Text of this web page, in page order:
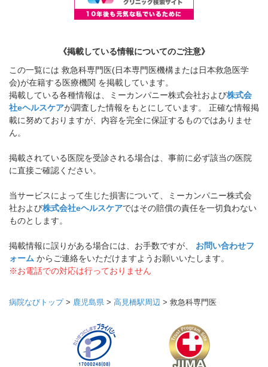
《掲載している情報についてのご注意》
この一覧には 救急科専門医(日本専門医機構または日本救急医学
会)が在籍する医療機関 を掲載しています。
掲載している各種情報は、ミーカンパニー株式会社および株式会
社eヘルスケアが調査した情報をもとにしています。 正確な情報掲
載に努めておりますが、内容を完全に保証するものではありませ
ん。
掲載されている医院を受診される場合は、事前に必ず該当の医院
に直接ご確認ください。
当サービスによって生じた損害について、ミーカンパニー株式会
社および株式会社eヘルスケアではその賠償の責任を一切負わない
ものとします。
掲載情報に誤りがある場合には、お手数ですが、 お問い合わせフ
ォーム からご連絡をいただけますようお願いいたします。
※お電話での対応は行っておりません
病院なびトップ> 鹿児島県 > 高見橋駅周辺 > 救急科専門医